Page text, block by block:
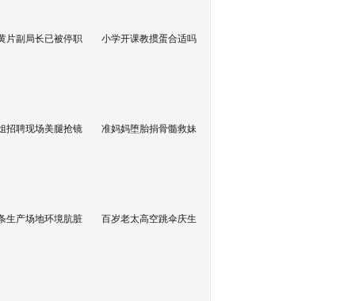
片副局长已被停职 小学开课教掼蛋合适吗
招聘现场美腿抢镜 准妈妈堕胎捐骨髓救妹
生产场地环境肮脏 百岁老太高空跳伞庆生